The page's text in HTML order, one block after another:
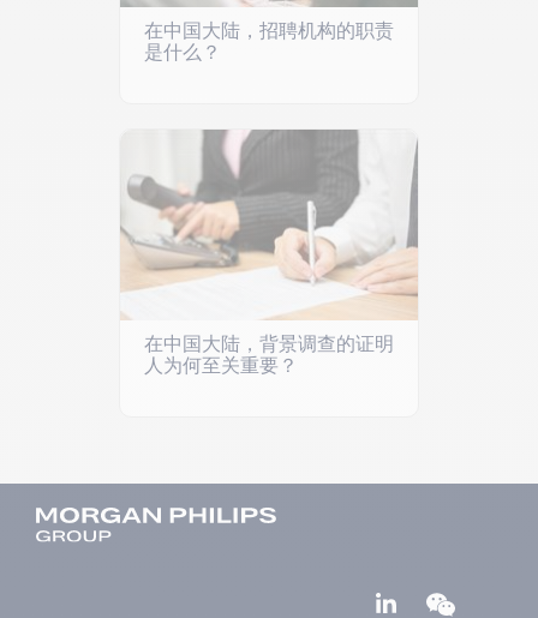
在中国大陆，招聘机构的职责
是什么？
在中国大陆，背景调查的证明
人为何至关重要？